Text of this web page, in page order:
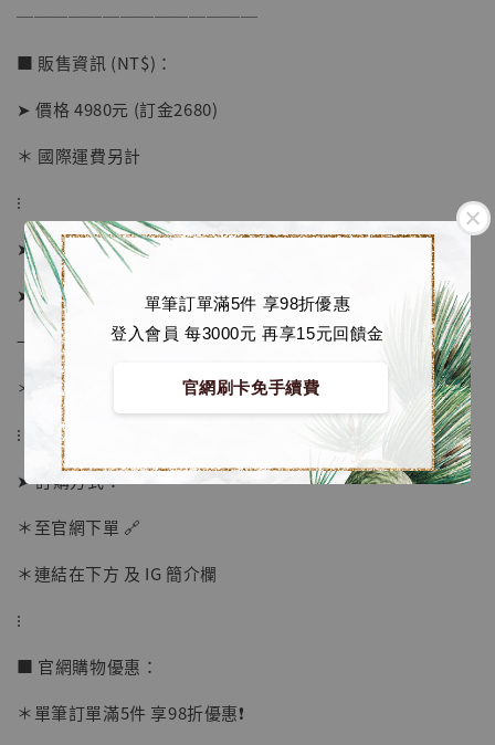
單筆訂單滿5件 享98折優惠
登入會員 每3000元 再享15元回饋金
官網刷卡免手續費
NT$ 1,500
──────────────
■ 販售資訊 (NT$)：
➤ 價格 4980元 (訂金2680)
＊ 國際運費另計
⁝
➤ 預購截止日：待工作室通知
➤ 預計發貨日：2026年10-12月 (僅供參考)
→ 若有提前或延後則以廠商實際發貨時間為準
＊ 若有時間考量, 請至官網現貨區選購
⁝
➤ 訂購方式：
＊至官網下單 🔗
＊連結在下方 及 IG 簡介欄
⁝
■ 官網購物優惠：
＊單筆訂單滿5件 享98折優惠❗️